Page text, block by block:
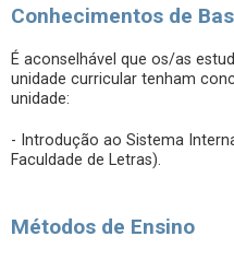
Conhecimentos de
É aconselhável que os/as
unidade curricular tenham
unidade:
- Introdução ao Sistema
Faculdade de Letras).
Métodos de Ensino